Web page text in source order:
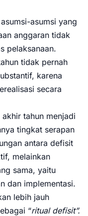
asumsi yang
anggaran tidak
pelaksanaan.
tidak pernah
karena
secara
tahun menjadi
tingkat serapan
antara defisit
melainkan
sama, yaitu
dan implementasi.
lebih jauh
“ritual defisit”.